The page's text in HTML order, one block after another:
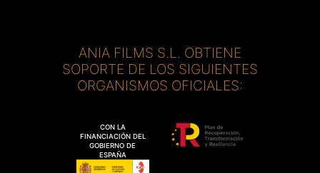
ANIA FILMS S.L. OBTIENE
SOPORTE DE LOS SIGUIENTES
ORGANISMOS OFICIALES:
CON LA
FINANCIACIÓN DEL
GOBIERNO DE
ESPAÑA